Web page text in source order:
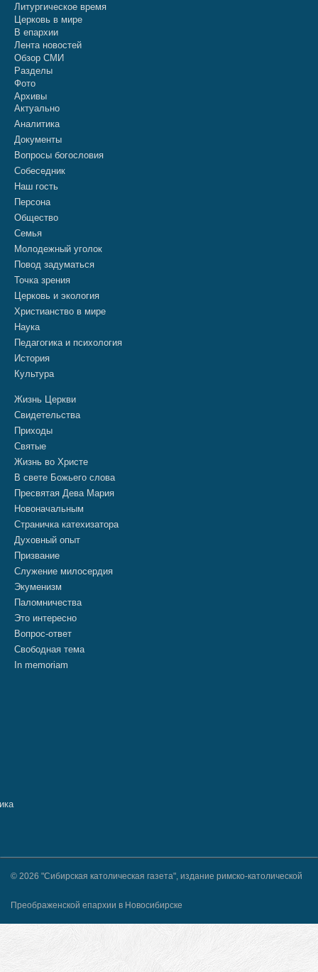
Литургическое время
Церковь в мире
В епархии
Лента новостей
Обзор СМИ
Разделы
Фото
Архивы
Актуально
Аналитика
Документы
Вопросы богословия
Собеседник
Наш гость
Персона
Общество
Семья
Молодежный уголок
Повод задуматься
Точка зрения
Церковь и экология
Христианство в мире
Наука
Педагогика и психология
История
Культура
Жизнь Церкви
Свидетельства
Приходы
Святые
Жизнь во Христе
В свете Божьего слова
Пресвятая Дева Мария
Новоначальным
Страничка катехизатора
Духовный опыт
Призвание
Служение милосердия
Экуменизм
Паломничества
Это интересно
Вопрос-ответ
Свободная тема
In memoriam
© 2026 "Сибирская католическая газета", издание римско-католической
Преображенской епархии в Новосибирске